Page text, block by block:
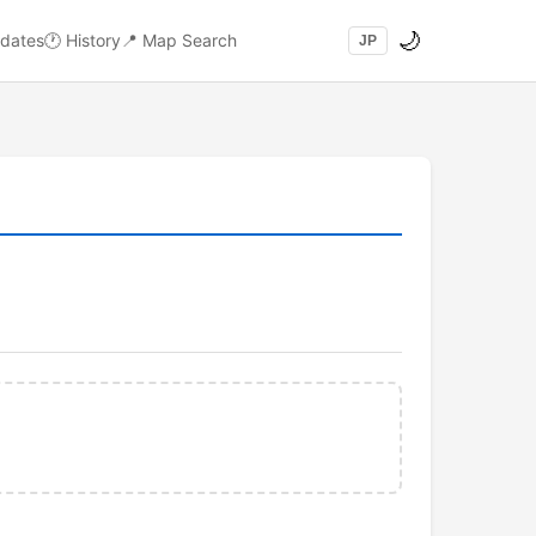
🕐 History 📍 Map Search JP 🌙